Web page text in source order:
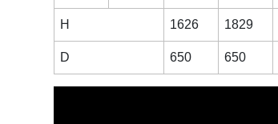
H 1626 1829
D 650 650